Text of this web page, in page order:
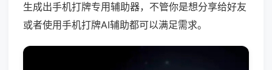
生成出手机打牌专用辅助器，不管你是想分享给好友
或者使用手机打牌AI辅助都可以满足需求。